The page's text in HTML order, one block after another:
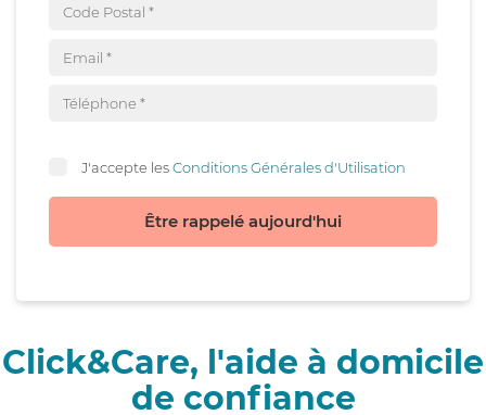
J'accepte lesConditions Générales d'Utilisation
Être rappelé aujourd'hui
Click&Care, l'aide à domicile
de confiance